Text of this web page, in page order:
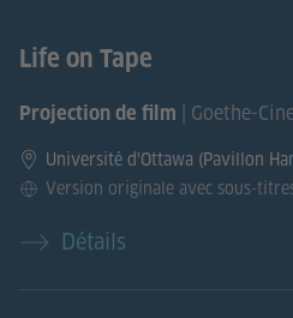
Life on Tape
Projection de film | Goethe-
Université d'Ottawa (Pavillon
Version originale avec sous-
Détails